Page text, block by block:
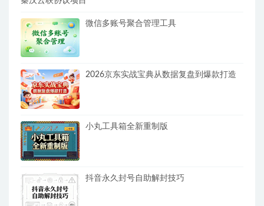
微信多账号聚合管理工具
2026京东实战宝典从数据复盘到爆款打造
小丸工具箱全新重制版
抖音永久封号自助解封技巧